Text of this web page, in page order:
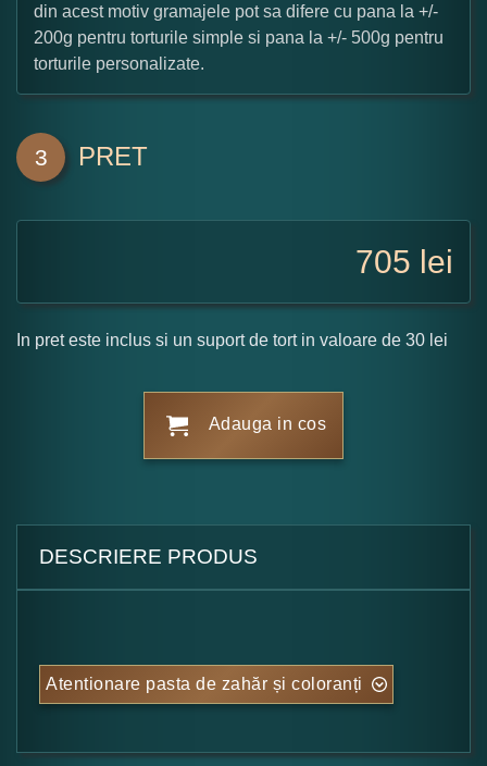
din acest motiv gramajele pot sa difere cu pana la +/-
200g pentru torturile simple si pana la +/- 500g pentru
torturile personalizate.
3 PRET
705 lei
In pret este inclus si un suport de tort in valoare de 30 lei
Adauga in cos
DESCRIERE PRODUS
Atentionare pasta de zahăr și coloranți